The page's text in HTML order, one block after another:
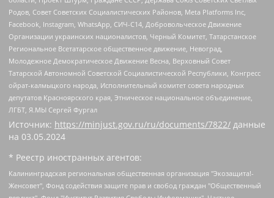
Родов, Совет Советских Социалистических Районов, Meta Platforms Inc,
Facebook, Instagram, WhatsApp, СИЧ-С14, Добровольческое Движение
Организации украинских националистов, Черный Комитет, Татарстанское
Региональное Всетатарское общественное движение, Невоград,
Молодежное Демократическое Движение Весна, Верховный Совет
Татарской Автономной Советской Социалистической Республики, Конгресс
ойрат-калмыцкого народа, Исполнительный комитет совета народных
депутатов Красноярского края, Этническое национальное объединение,
ЛГБТ, Я.МЫ Сергей Фургал
Источник: https://minjust.gov.ru/ru/documents/7822/ данные
на 03.05.2024
* Реестр иностранных агентов:
Калининградская региональная общественная организация "Экозащита!-Женсовет", Фонд содействия защите прав и свобод граждан "Общественный вердикт", Фонд "Институт Развития Свободы Информации", Частное учреждение "Информационное агентство МЕМО. РУ", Региональная общественная организация "Общественная комиссия по сохранению наследия академика Сахарова", Фонд поддержки свободы прессы, Санкт-Петербургская общественная правозащитная организация "Гражданский контроль", Межрегиональная общественная организация "Информационно-просветительский центр "Мемориал", Региональный Фонд "Центр Защиты Прав Средств Массовой Информации", с 05.12.2023 Фонд "Центр Защиты Прав Средств массовой информации", Региональная общественная благотворительная организация помощи беженцам и мигрантам "Гражданское содействие", Негосударственное образовательное учреждение дополнительного профессионального образования (повышение квалификации) специалистов "АКАДЕМИЯ ПО ПРАВАМ ЧЕЛОВЕКА", Свердловская региональная общественная организация "Сутяжник", Автономная некоммерческая организация "Центр независимых социологических исследований", Союз общественных объединений "Российский исследовательский центр по правам человека", Региональное общественное учреждение научно-информационный центр "МЕМОРИАЛ", Некоммерческая организация "Фонд защиты гласности", Автономная некоммерческая организация "Институт прав человека", Городская общественная организация "Екатеринбургское общество "МЕМОРИАЛ", Городская общественная организация "Рязанское историко-просветительское и правозащитное общество "Мемориал" (Рязанский Мемориал), Челябинский региональный орган общественной самодеятельности – женское общественное объединение "Женщины Евразии", Челябинский региональный орган общественной самодеятельности "Уральская правозащитная группа", Фонд содействия защите здоровья и социальной справедливости имени Андрея Рылькова, Автономная Некоммерческая Организация "Аналитический Центр Юрия Левады", Автономная некоммерческая организация социальной поддержки населения "Проект Апрель", Региональная общественная организация помощи женщинам и детям, находящимся в кризисной ситуации "Информационно-методический центр "Анна", Фонд содействия развитию массовых коммуникаций и правовому просвещению "Так-так-Так", Фонд содействия устойчивому развитию "Серебряная тайга", Свердловский региональный общественный фонд социальных проектов "Новое время", "Idel.Реалии", Кавказ.Реалии, Крым.Реалии, Телеканал Настоящее Время, Татаро-башкирская служба Радио Свобода (Azatliq Radiosi), Радио Свободная Европа/Радио Свобода (PCE/PC), "Сибирь.Реалии", "Фактограф", Благотворительный фонд помощи осужденным и их семьям, Автономная некоммерческая организация "Институт глобализации и социальных движений", Фонд "В защиту прав заключенных", Частное учреждение "Центр поддержки и содействия развитию средств массовой информации", Пензенский региональный общественный благотворительный фонд "Гражданский союз", "Север.Реалии", Некоммерческая организация Фонд "Правовая инициатива", Общество с ограниченной ответственностью "Радио Свободная Европа/Радио Свобода", Чешское информационное агентство "MEDIUM-ORIENT", Красноярская региональная общественная организация "Мы против СПИДа", Камалягин Денис Николаевич, Маркелов Сергей Евгеньевич, Пономарев Лев Александрович, Савицкая Людмила Алексеевна, Автономная некоммерческая организация "Центр по работе с проблемой насилия "НАСИЛИЮ.НЕТ", Межрегиональный профессиональный союз работников здравоохранения "Альянс врачей", Юридическое лицо, зарегистрированное в Латвийской Республике, SIA "Medusa Project" (регистрационный номер 40103797863, дата регистрации 10.06.2014), Некоммерческая организация "Фонд по борьбе с коррупцией", Автономная некоммерческая организация "Институт права и публичной политики", Баданин Роман Сергеевич, Гликин Максим Александрович, Железнова Мария Михайловна, Лукьянова Юлия Сергеевна, Маетная Елизавета Витальевна, Маняхин Петр Борисович, Чуракова Ольга Владимировна, Ярош Юлия Петровна, Юридическое лицо "The Insider SIA", зарегистрированное в Риге, Латвийская Республика (дата регистрации 26.06.2015), являющееся администратором доменного имени интернет-издания "The Insider SIA", https://theins.ru, Постернак Алексей Евгеньевич, Рубин Михаил Аркадьевич, Анин Роман Александрович, Юридическое лицо Istories fonds, зарегистрированное в Латвийской Республике (регистрационный номер 50008295751, дата регистрации 24.02.2020), Великовский Дмитрий Александрович, Долинина Ирина Николаевна, Мароховская Алеся Алексеевна, Шлейнов Роман Юрьевич, Шмагун Олеся Валентиновна, Общество с ограниченной ответственностью "Альтаир 2021", Общество с ограниченной ответственностью "Вега 2021", Общество с ограниченной ответственностью "Главный редактор 2021", Общество с ограниченной ответственностью "Ромашки монолит", Важенков Артем Валерьевич, Ивановская областная общественная организация "Центр гендерных исследований", Гурман Юрий Альбертович, Медиапроект "ОВД-Инфо", Егоров Владимир Владимирович, Жилинский Владимир Александрович, Общество с ограниченной ответственностью "ЗП", Иванова София Юрьевна, Карезина Инна Павловна, Кильтау Екатерина Викторовна, Петров Алексей Викторович, Пискунов Сергей Евгеньевич, Смирнов Сергей Сергеевич, Тихонов Михаил Сергеевич, Общество с ограниченной ответственностью "ЖУРНАЛИСТ-ИНОСТРАННЫЙ АГЕНТ", Арапова Галина Юрьевна, Вольтская Татьяна Анатольевна, Американская компания "Mason G.E.S. Anonymous Foundation" (США), являющаяся владельцем интернет-издания https://mnews.world/, Компания "Stichting Bellingcat", зарегистрированная в Нидерландах (дата регистрации 11.07.2018), Захаров Андрей Вячеславович, Клепиковская Екатерина Дмитриевна, Общество с ограниченной ответственностью "МЕМО", Перл Роман Александрович, Симонов Евгений Алексеевич, Соловьева Елена Анатольевна, Сотников Даниил Владимирович, Сурначева Елизавета Дмитриевна, Автономная некоммерческая организация по защите прав человека и информированию населения "Якутия – Наше Мнение", Общество с ограниченной ответственностью "Москоу диджитал медиа", с 26.01.2023 Общество с ограниченной ответственностью "Чайка Белые сады", Ветошкина Валерия Валерьевна, Заговора Максим Александрович, Межрегиональное общественное движение "Российская ЛГБТ - сеть", Оленичев Максим Владимирович, Павлов Иван Юрьевич, Скворцова Елена Сергеевна, Общество с ограниченной ответственностью "Как бы инагент", Кочетков Игорь Викторович, Общество с ограниченной ответственностью "Честные выборы", Еланчик Олег Александрович, Общество с ограниченной ответственностью "Нобелевский призыв", Гималова Регина Эмилевна, Григорьев Андрей Валерьевич, Григорьева Алина Александровна, Ассоциация по содействию защите прав призывников, альтернативнослужащих и военнослужащих "Правозащитная группа "Гражданин.Армия.Право", Хисамова Регина Фаритовна, Автономная некоммерческая организация по реализации социально-правовых программ "Лилит", Дальневосточное общественное движение "Маяк", Санкт-Петербургская ЛГБТ-инициативная группа "Выход", Инициативная группа ЛГБТ+ "Реверс", Алексеев Андрей Викторович, Бекбулатова Таисия Львовна, Беляев Иван Михайлович, Владыкина Елена Сергеевна, Гельман Марат Александрович, Никульшина Вероника Юрьевна, Толоконникова Надежда Андреевна, Шендерович Виктор Анатольевич, Общество с ограниченной ответственностью "Данное сообщение", Общество с ограниченной ответственностью Издательский дом "Новая глава", Айнбиндер Александра Александровна, Московский комьюнити-центр для ЛГБТ+инициатив, Благотворительный фонд развития филантропии, Deutsche Welle (Германия, Kurt-Schumacher-Strasse 3, 53113 Bonn), Борзунова Мария Михайловна, Воробьев Виктор Викторович, Голубева Анна Львовна, Константинова Алла Михайловна, Малкова Ирина Владимировна, Мурадов Мурад Абдулгалимович, Осетинская Елизавета Николаевна, Понасенков Евгений Николаевич, Ганапольский Матвей Юрьевич, Киселев Евгений Алексеевич, Борухович Ирина Григорьевна, Дремин Иван Тимофеевич, Дубровский Дмитрий Викторович, Красноярская региональная общественная организация поддержки и развития альтернативных образовательных технологий и межкультурных коммуникаций "ИНТЕРРА", Маяковская Екатерина Алексеевна, Фейгин Марк Захарович, Филимонов Андрей Викторович, Дзугкоева Регина Николаевна, Доброхотов Роман Александрович, Дудь Юрий Александрович, Елкин Сергей Владимирович, Кругликов Кирилл Игоревич, Сабунаева Мария Леонидовна, Семенов Алексей Владимирович, Шаинян Карен Багратович, Шульман Екатерина Михайловна, Асафьев Артур Валерьевич, Вахштайн Виктор Семенович, Венедиктов Алексей Алексеевич, Лушникова Екатерина Евгеньевна, Волков Леонид Михайлович, Невзоров Александр Глебович, Пархоменко Сергей Борисович, Сироткин Ярослав Николаевич, Кара-Мурза Владимир Владимирович, Баранова Наталья Владимировна, Гозман Леонид Яковлевич, Кагарлицкий Борис Юльевич, Климарев Михаил Валерьевич, Милов Владимир Станиславович, Автономная некоммерческая организация Краснодарский центр современного искусства "Типография", Моргенштерн Алишер Тагирович, Соболь Любовь Эдуардовна, Общество с ограниченной ответственностью "ЛИЗА НОРМ", Каспаров Гарри Кимович, Ходорковский Михаил Борисович, Общество с ограниченной ответственностью "Апрельские тезисы", Данилович Ирина Брониславовна, Кашин Олег Владимирович, Петров Николай Владимирович, Пивоваров Алексей Владимирович, Соколов Михаил Владимирович, Цветкова Юлия Владимировна, Чичваркин Евгений Александрович, Комитет против пыток/Команда против пыток, Общество с ограниченной ответственностью "Первый научный", Общество с ограниченной ответственностью "Вертолет и ко", Белоцерковская Вероника Борисовна, Кац Максим Евгеньевич, Лазарева Татьяна Юрьевна, Шаведдинов Руслан Табризович, Яшин Илья Валерьевич, Общество с ограниченной ответственностью "Иноагент ААВ", Алешковский Дмитрий Петрович, Альбац Евгения Марковна, Быков Дмитрий Львович, Галямина Юлия Евгеньевна, Лойко Сергей Леонидович, Мартынов Кирилл Константинович, Медведев Сергей Александрович, Крашенинников Федор Геннадиевич, Гордеева Катерина Вл